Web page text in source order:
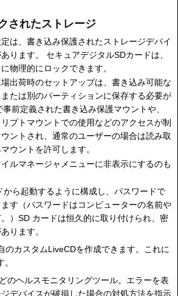
されたストレージ
は、書き込み保護されたストレージデバイ
ります。 セキュアデジタルSDカードは、
物理的にロックできます。
出荷時のセットアップは、書き込み可能な
たは別のパーティションに保存する必要が
前定義された書き込み保護マウントや、
プトマウントでの使用などのアクセスが制
ントされ、通常のユーザーの場合は読み取
ウントを許可します。
ルマネージャメニューに非表示にするのも
から起動するように構成し、パスワードで
す（パスワードはコンピューターの名前や
）SD カードは恒久的に取り付けられ、密
ります。
のカスタムLiveCDを作成できます。これに
のヘルスモニタリングツール。エラーを表
デバイスが破損した場合の対処方法を指示